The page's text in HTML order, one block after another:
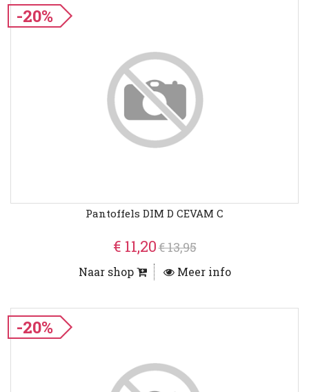
-20%
Pantoffels DIM D CEVAM C
€ 11,20€ 13,95
Naar shop Meer info
-20%